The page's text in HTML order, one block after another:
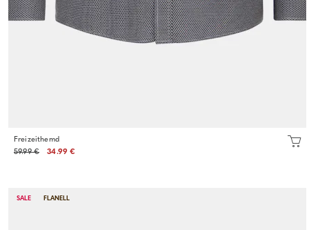
Freizeithemd
59.99 €
34.99 €
SALE FLANELL